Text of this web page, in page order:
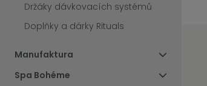
Držáky dávkovacích systémů
Doplňky a dárky Rituals
Manufaktura
Spa Bohéme